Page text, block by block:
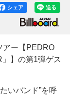
送る
シェア
ー【PEDRO
】の第1弾ゲス
いバンド”を呼